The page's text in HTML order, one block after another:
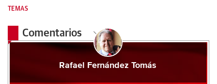
TEMAS
Comentarios
Rafael Fernández Tomás